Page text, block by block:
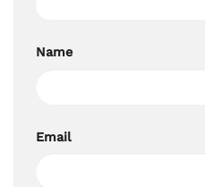
Name
Email